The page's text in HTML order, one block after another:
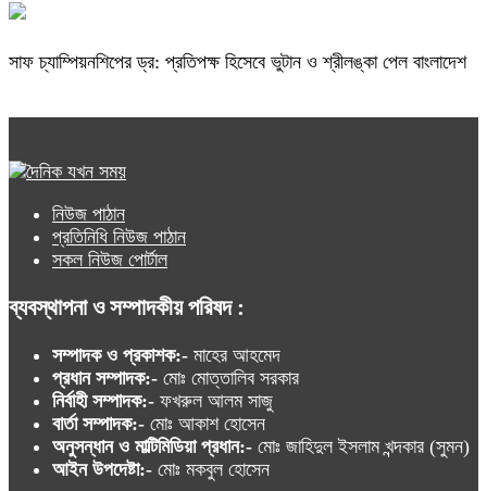
সাফ চ্যাম্পিয়নশিপের ড্র: প্রতিপক্ষ হিসেবে ভুটান ও শ্রীলঙ্কা পেল বাংলাদেশ
নিউজ পাঠান
প্রতিনিধি নিউজ পাঠান
সকল নিউজ পোর্টাল
ব্যবস্থাপনা ও সম্পাদকীয় পরিষদ :
সম্পাদক ও প্রকাশক:- মাহের আহমেদ
প্রধান সম্পাদক:- মোঃ মোত্তালিব সরকার
নির্বাহী সম্পাদক:- ফখরুল আলম সাজু
বার্তা সম্পাদক:- মোঃ আকাশ হোসেন
অনুসন্ধান ও মাল্টিমিডিয়া প্রধান:- মোঃ জাহিদুল ইসলাম খন্দকার (সুমন)
আইন উপদেষ্টা:- মোঃ মকবুল হোসেন